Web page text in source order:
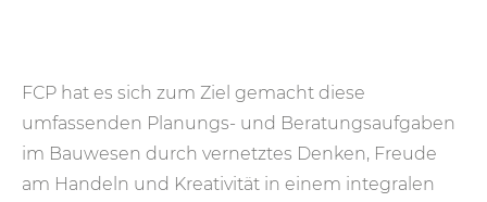
FCP hat es sich zum Ziel gemacht diese
umfassenden Planungs- und Beratungsaufgaben
im Bauwesen durch vernetztes Denken, Freude
am Handeln und Kreativität in einem integralen